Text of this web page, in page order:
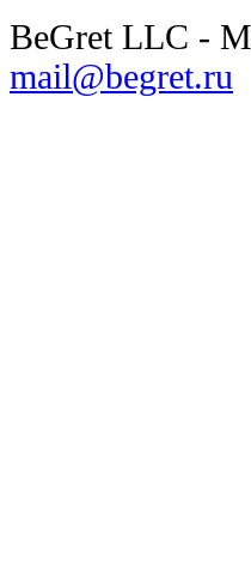
BeGret LLC -
mail@begret.ru